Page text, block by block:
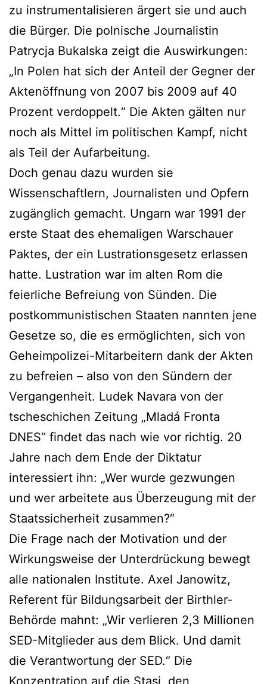
zu instrumentalisieren ärgert sie und auch
die Bürger. Die polnische Journalistin
Patrycja Bukalska zeigt die Auswirkungen:
„In Polen hat sich der Anteil der Gegner der
Aktenöffnung von 2007 bis 2009 auf 40
Prozent verdoppelt.“ Die Akten gälten nur
noch als Mittel im politischen Kampf, nicht
als Teil der Aufarbeitung.
Doch genau dazu wurden sie
Wissenschaftlern, Journalisten und Opfern
zugänglich gemacht. Ungarn war 1991 der
erste Staat des ehemaligen Warschauer
Paktes, der ein Lustrationsgesetz erlassen
hatte. Lustration war im alten Rom die
feierliche Befreiung von Sünden. Die
postkommunistischen Staaten nannten jene
Gesetze so, die es ermöglichten, sich von
Geheimpolizei-Mitarbeitern dank der Akten
zu befreien – also von den Sündern der
Vergangenheit. Ludek Navara von der
tscheschichen Zeitung „Mladá Fronta
DNES“ findet das nach wie vor richtig. 20
Jahre nach dem Ende der Diktatur
interessiert ihn: „Wer wurde gezwungen
und wer arbeitete aus Überzeugung mit der
Staatssicherheit zusammen?“
Die Frage nach der Motivation und der
Wirkungsweise der Unterdrückung bewegt
alle nationalen Institute. Axel Janowitz,
Referent für Bildungsarbeit der Birthler-
Behörde mahnt: „Wir verlieren 2,3 Millionen
SED-Mitglieder aus dem Blick. Und damit
die Verantwortung der SED.“ Die
Konzentration auf die Stasi, den